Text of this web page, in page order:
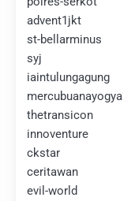
advent1jkt
st-bellarminus
syj
iaintulungagung
mercubuanayogya
thetransicon
innoventure
ckstar
ceritawan
evil-world